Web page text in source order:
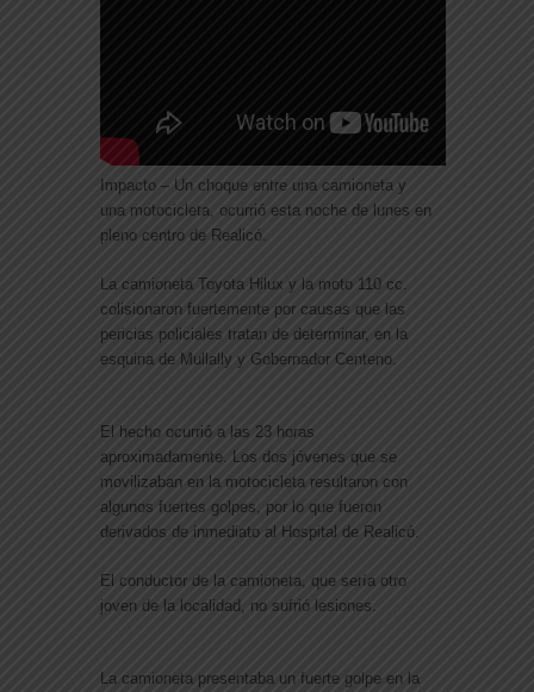
Impacto – Un choque entre una camioneta y
una motocicleta, ocurrió esta noche de lunes en
pleno centro de Realicó.
La camioneta Toyota Hilux y la moto 110 cc.
colisionaron fuertemente por causas que las
pericias policiales tratan de determinar, en la
esquina de Mullally y Gobernador Centeno.
El hecho ocurrió a las 23 horas
aproximadamente. Los dos jóvenes que se
movilizaban en la motocicleta resultaron con
algunos fuertes golpes, por lo que fueron
derivados de inmediato al Hospital de Realicó.
El conductor de la camioneta, que sería otro
joven de la localidad, no sufrió lesiones.
La camioneta presentaba un fuerte golpe en la